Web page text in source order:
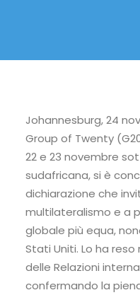
Johannesburg, 24
Group of Twenty
22 e 23 novembre
sudafricana, si è
dichiarazione che
multilateralismo e a
globale più equa,
Stati Uniti. Lo ha
delle Relazioni
confermando la